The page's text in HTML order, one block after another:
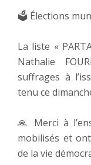
🗳️ Élections
La liste «
Nathalie
suffrages à
tenu ce
🙏 Merci à
mobilisés et
de la vie